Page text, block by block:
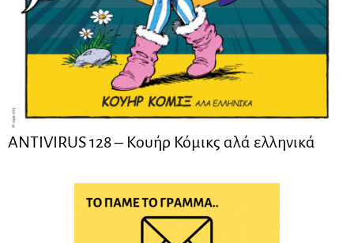
ANTIVIRUS 128 – Kουήρ Κόμικς αλά ελληνικά